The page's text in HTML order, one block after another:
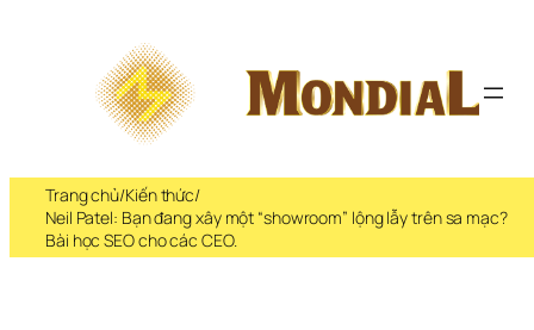
Trang chủ/Kiến thức/
Neil Patel: Bạn đang xây một “showroom” lộng lẫy trên sa mạc?
Bài học SEO cho các CEO.